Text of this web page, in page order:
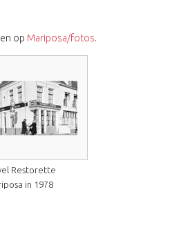
op Mariposa/fotos.
Restorette
in 1978